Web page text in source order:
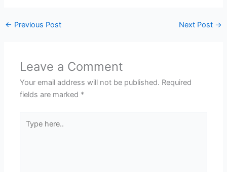
← Previous Post Next Post →
Leave a Comment
Your email address will not be published. Required
fields are marked *
here..